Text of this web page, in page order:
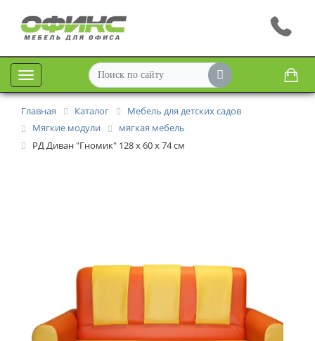
Меню
Главная Каталог
Мебель для детских садов
Мягкие модули
мягкая мебель
РД Диван "Гномик" 128 х 60 х 74 см